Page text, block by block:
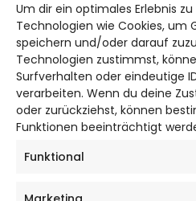
Um dir ein optimales Erlebnis
Technologien wie Cookies, um
speichern und/oder darauf
Technologien zustimmst,
Surfverhalten oder eindeutige
verarbeiten. Wenn du deine
oder zurückziehst, können
Funktionen beeinträchtigt
Funktional
Bruchtorwall 12
38100 Braunschweig
Telefon: 0531 387220 – 65
DAS
SALZGITTER
Impressum